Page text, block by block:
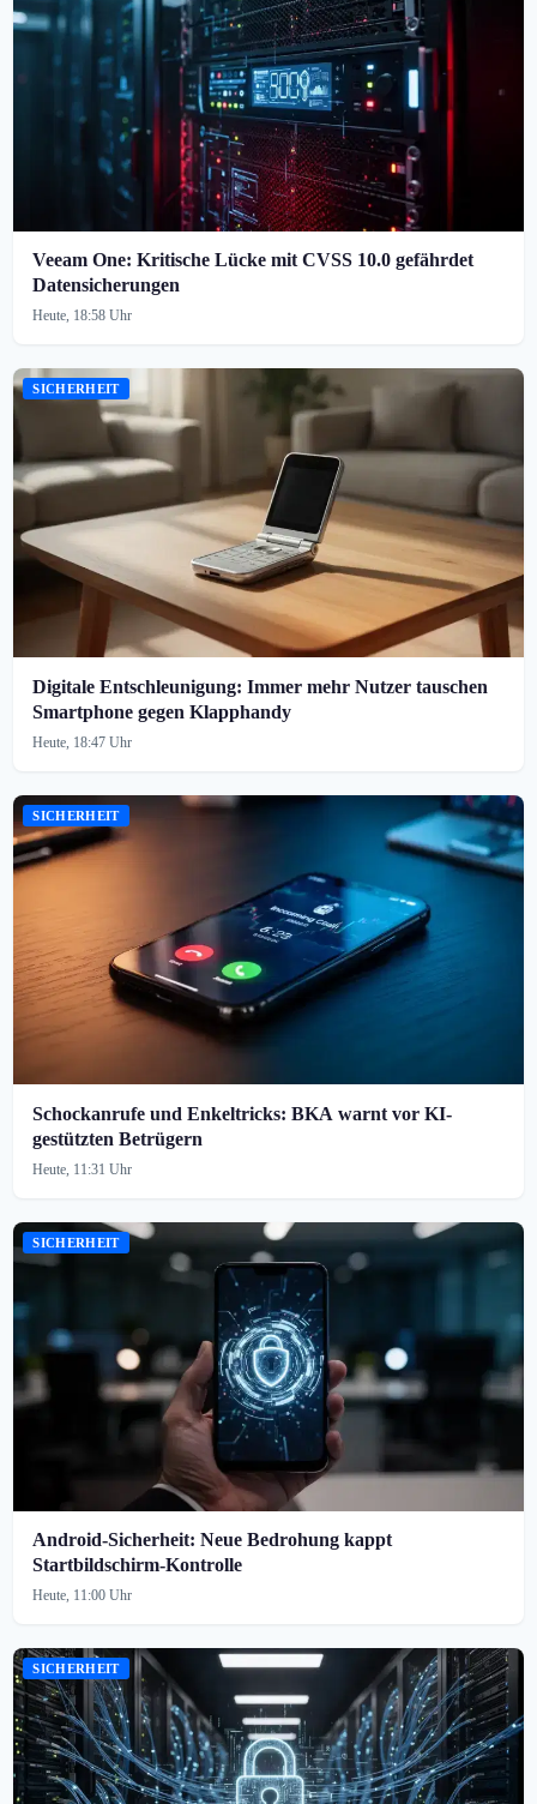
Veeam One: Kritische Lücke mit CVSS 10.0 gefährdet
Datensicherungen
Heute, 18:58 Uhr
SICHERHEIT
Digitale Entschleunigung: Immer mehr Nutzer tauschen
Smartphone gegen Klapphandy
Heute, 18:47 Uhr
SICHERHEIT
Schockanrufe und Enkeltricks: BKA warnt vor KI-
gestützten Betrügern
Heute, 11:31 Uhr
SICHERHEIT
Android-Sicherheit: Neue Bedrohung kappt
Startbildschirm-Kontrolle
Heute, 11:00 Uhr
SICHERHEIT